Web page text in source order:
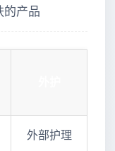
的产品
外部护理